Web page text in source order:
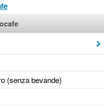
(senza bevande)